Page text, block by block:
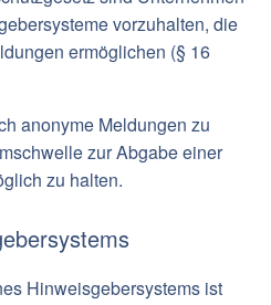
vorzuhalten, die
ermöglichen (§ 16
anonyme Meldungen zu
zur Abgabe einer
zu halten.
Hinweisgebersystems ist